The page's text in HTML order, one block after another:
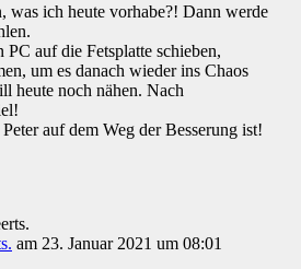
was ich heute vorhabe?! Dann werde
auf die Fetsplatte schieben,
um es danach wieder ins Chaos
heute noch nähen. Nach
auf dem Weg der Besserung ist!
am 23. Januar 2021 um 08:01